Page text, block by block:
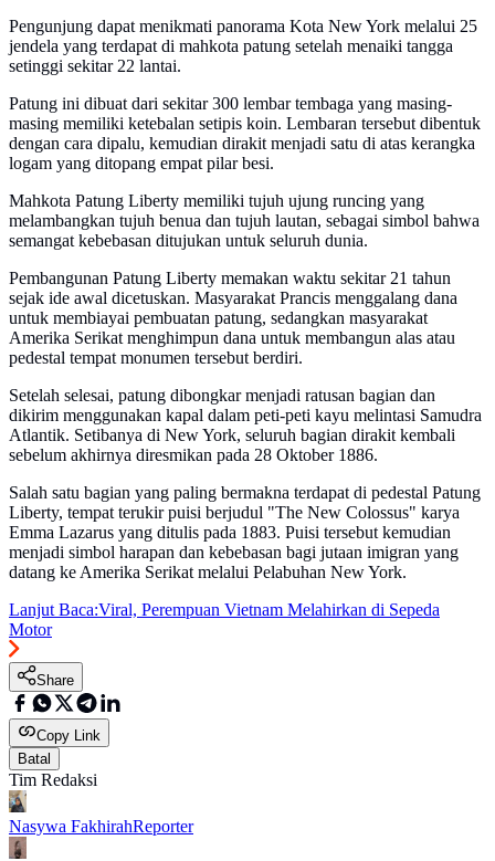
Pengunjung dapat menikmati panorama Kota New York melalui 25
jendela yang terdapat di mahkota patung setelah menaiki tangga
setinggi sekitar 22 lantai.
Patung ini dibuat dari sekitar 300 lembar tembaga yang masing-
masing memiliki ketebalan setipis koin. Lembaran tersebut dibentuk
dengan cara dipalu, kemudian dirakit menjadi satu di atas kerangka
logam yang ditopang empat pilar besi.
Mahkota Patung Liberty memiliki tujuh ujung runcing yang
melambangkan tujuh benua dan tujuh lautan, sebagai simbol bahwa
semangat kebebasan ditujukan untuk seluruh dunia.
Pembangunan Patung Liberty memakan waktu sekitar 21 tahun
sejak ide awal dicetuskan. Masyarakat Prancis menggalang dana
untuk membiayai pembuatan patung, sedangkan masyarakat
Amerika Serikat menghimpun dana untuk membangun alas atau
pedestal tempat monumen tersebut berdiri.
Setelah selesai, patung dibongkar menjadi ratusan bagian dan
dikirim menggunakan kapal dalam peti-peti kayu melintasi Samudra
Atlantik. Setibanya di New York, seluruh bagian dirakit kembali
sebelum akhirnya diresmikan pada 28 Oktober 1886.
Salah satu bagian yang paling bermakna terdapat di pedestal Patung
Liberty, tempat terukir puisi berjudul "The New Colossus" karya
Emma Lazarus yang ditulis pada 1883. Puisi tersebut kemudian
menjadi simbol harapan dan kebebasan bagi jutaan imigran yang
datang ke Amerika Serikat melalui Pelabuhan New York.
Lanjut Baca:Viral, Perempuan Vietnam Melahirkan di Sepeda
Motor
Share
Copy Link
Batal
Tim Redaksi
Nasywa FakhirahReporter